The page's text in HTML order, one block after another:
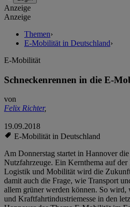
Anzeige
Anzeige
Themen›
E-Mobilität in Deutschland›
E-Mobilität
Schneckenrennen in die E-
von
Felix Richter,
19.09.2018
E-Mobilität in Deutschland
Am Donnerstag startet in Hannover
Nutzfahrzeuge. Ein Kernthema auf der
Logistik und Mobilität wird die
damit auch die Frage, wie Transport
allem grüner werden können. So
und Kraftfahrtindustriemesse in den